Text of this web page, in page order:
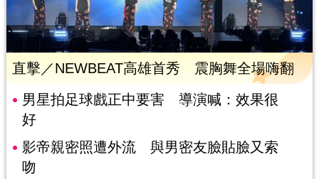
直擊／NEWBEAT高雄首秀 震胸舞全場嗨翻
男星拍足球戲正中要害 導演喊：效果很
好
影帝親密照遭外流 與男密友臉貼臉又索
吻